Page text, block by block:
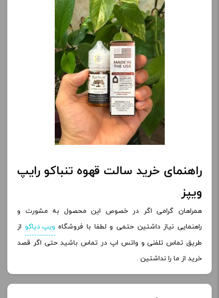
راهنمای خرید سالت قهوه تنباکو رایپ
ویپز
همراهان گرامی اگر در خصوص این محصول به مشورت و
راهنمایی نیاز داشتین حتمی و لطفا با فروشگاه ویپ دیاکو از
طریق تماس تلفنی و واتس اپ در تماس باشید حتی اگر قصد
خرید از ما را نداشتین .